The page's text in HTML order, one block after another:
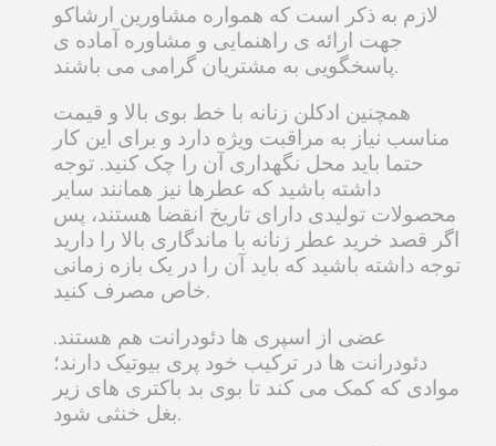
لازم به ذکر است که همواره مشاورین ارشاکو
جهت ارائه ی راهنمایی و مشاوره آماده ی
پاسخگویی به مشتریان گرامی می باشند.
همچنین ادکلن زنانه با خط بوی بالا و قیمت
مناسب نیاز به مراقبت ویژه دارد و برای این کار
حتما باید محل نگهداری آن را چک کنید. توجه
داشته باشید که عطر‌ها نیز همانند سایر
محصولات تولیدی دارای تاریخ انقضا هستند، پس
اگر قصد خرید عطر زنانه با ماندگاری بالا را دارید
توجه داشته باشید که باید آن را در یک بازه زمانی
خاص مصرف کنید.
عضی از اسپری ها دئودرانت هم هستند.
دئودرانت ها در ترکیب خود پری بیوتیک دارند؛
موادی که کمک می کند تا بوی بد باکتری های زیر
بغل خنثی شود.